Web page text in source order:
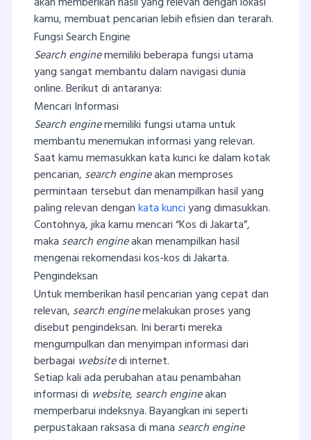
kamu, membuat pencarian lebih efisien dan terarah.
Fungsi Search Engine
Search enginememiliki beberapa fungsi utama
yang sangat membantu dalam navigasi dunia
online. Berikut di antaranya:
Mencari Informasi
Search enginememiliki fungsi utama untuk
membantu menemukan informasi yang relevan.
Saat kamu memasukkan kata kunci ke dalam kotak
pencarian, search engineakan memproses
permintaan tersebut dan menampilkan hasil yang
paling relevan dengankata kunciyang dimasukkan.
Contohnya, jika kamu mencari “Kos di Jakarta”,
maka search engineakan menampilkan hasil
mengenai rekomendasi kos-kos di Jakarta.
Pengindeksan
Untuk memberikan hasil pencarian yang cepat dan
relevan, search enginemelakukan proses yang
disebut pengindeksan. Ini berarti mereka
mengumpulkan dan menyimpan informasi dari
berbagai websitedi internet.
Setiap kali ada perubahan atau penambahan
informasi di website, search engineakan
memperbarui indeksnya. Bayangkan ini seperti
perpustakaan raksasa di mana search engine